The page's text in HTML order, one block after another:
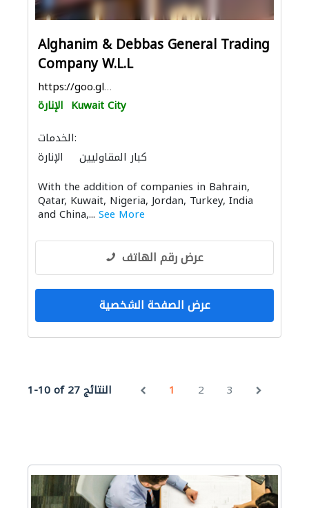
Alghanim & Debbas General Trading
Company W.L.L
https://goo.gl/maps/xVG6aaDPqCEGzeqT7
الإنارة Kuwait City
الخدمات:
الإنارة
كبار المقاوليين
ميكانيكيون مقاولون تسليم مفتاح
With the addition of companies in Bahrain,
Qatar, Kuwait, Nigeria, Jordan, Turkey, India
and China,... See More
عرض رقم الهاتف
عرض الصفحة الشخصية
1-10 of 27 النتائج 1 2 3